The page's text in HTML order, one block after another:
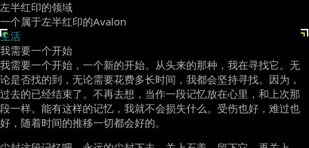
左半红印的领域
一个属于左半红印的Avalon
生活
我需要一个开始
我需要一个开始，一个新的开始。从头来的那种，我在寻找它。无
论是否找的到，无论需要花费多长时间，我都会坚持寻找。因为，
过去的已经结束了。不再去想，当作一段记忆放在心里，和上次那
段一样。能有这样的记忆，我就不会损失什么。受伤也好，难过也
好，随着时间的推移一切都会好的。